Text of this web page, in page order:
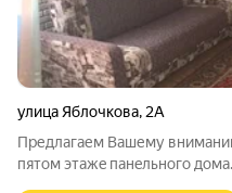
улица Яблочкова, 2А
Предлагаем Вашему
пятом этaжe пaнeльного